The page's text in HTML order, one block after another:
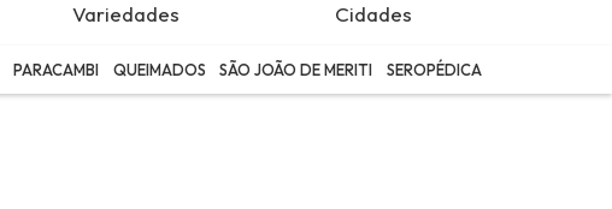
Variedades Cidades
PARACAMBI QUEIMADOS SÃO JOÃO DE MERITI SEROPÉDICA